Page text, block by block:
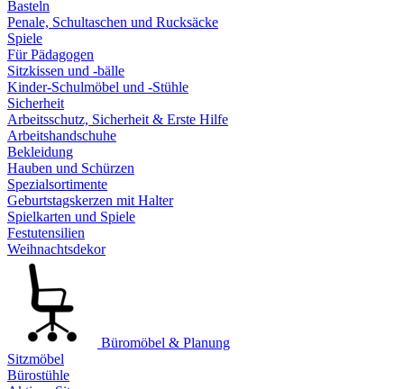
Basteln
Penale, Schultaschen und Rucksäcke
Spiele
Für Pädagogen
Sitzkissen und -bälle
Kinder-Schulmöbel und -Stühle
Sicherheit
Arbeitsschutz, Sicherheit & Erste Hilfe
Arbeitshandschuhe
Bekleidung
Hauben und Schürzen
Spezialsortimente
Geburtstagskerzen mit Halter
Spielkarten und Spiele
Festutensilien
Weihnachtsdekor
Büromöbel & Planung
Sitzmöbel
Bürostühle